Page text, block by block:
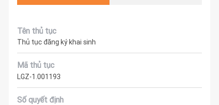
Tên thủ tục
Thủ tục đăng ký khai sinh
Mã thủ tục
LGZ-1.001193
Số quyết định